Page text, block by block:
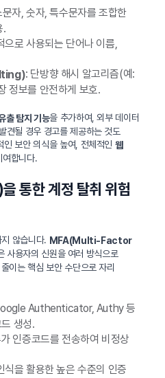
문자, 숫자, 특수문자를 조합한
.
으로 사용되는 단어나 이름,
: 단방향 해시 알고리즘(예:
정보를 안전하게 보호.
출 탐지 기능을 추가하여, 외부 데이터
견될 경우 경고를 제공하는 것도
보안 의식을 높여, 전체적인 웹
여합니다.
통한 계정 탈취 위험
않습니다. MFA(Multi-Factor
사용자의 신원을 여러 방식으로
이는 핵심 보안 수단으로 자리
Authenticator, Authy 등
생성.
인증코드를 전송하여 비정상
식을 활용한 높은 수준의 인증